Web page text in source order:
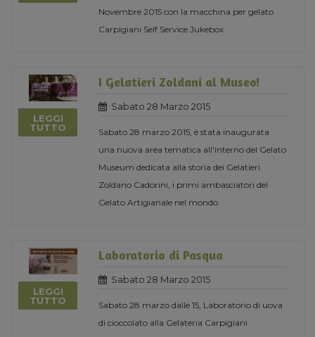
Novembre 2015 con la macchina per gelato
Carpigiani Self Service Jukebox
LEGGI
TUTTO
I Gelatieri Zoldani al Museo!
Sabato 28 Marzo 2015
Sabato 28 marzo 2015, è stata inaugurata
una nuova area tematica all'interno del Gelato
Museum dedicata alla storia dei Gelatieri
Zoldano Cadorini, i primi ambasciatori del
Gelato Artigianale nel mondo
LEGGI
TUTTO
Laboratorio di Pasqua
Sabato 28 Marzo 2015
Sabato 28 marzo dalle 15, Laboratorio di uova
di cioccolato alla Gelateria Carpigiani